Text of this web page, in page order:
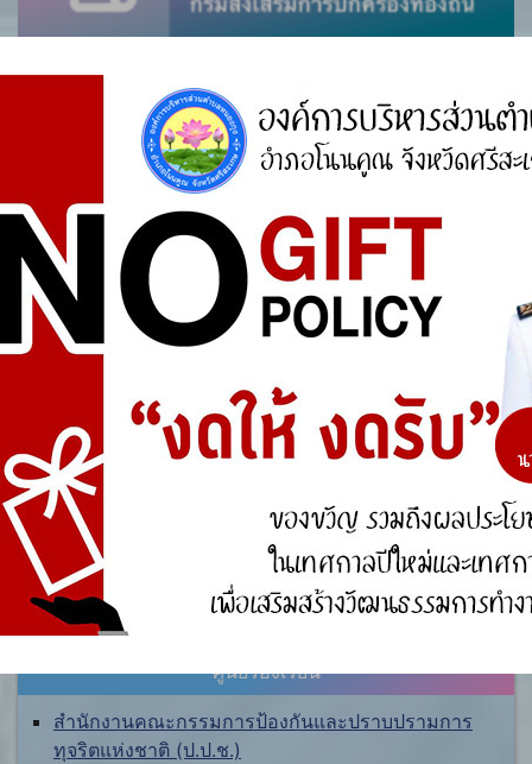
ศูนย์ร้องเรียน
สำนักงานคณะกรรมการป้องกันและปราบปรามการ
ทุจริตแห่งชาติ (ป.ป.ช.)